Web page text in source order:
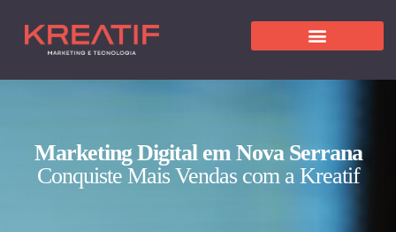
Marketing Digital em Nova Serrana
Conquiste Mais Vendas com a Kreatif